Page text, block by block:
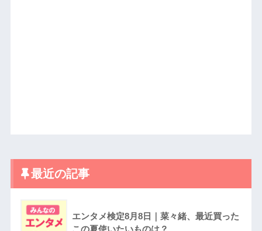
最近の記事
エンタメ検定8月8日｜菜々緒、最近買った